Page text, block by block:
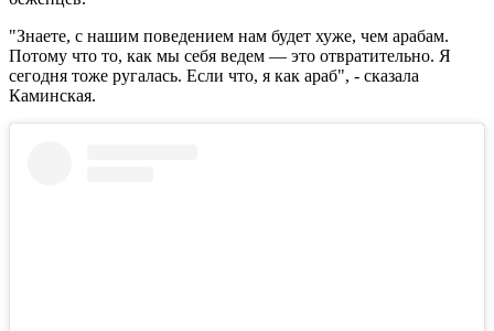
"Знаете, с нашим поведением нам будет хуже, чем арабам.
Потому что то, как мы себя ведем — это отвратительно. Я
сегодня тоже ругалась. Если что, я как араб", - сказала
Каминская.